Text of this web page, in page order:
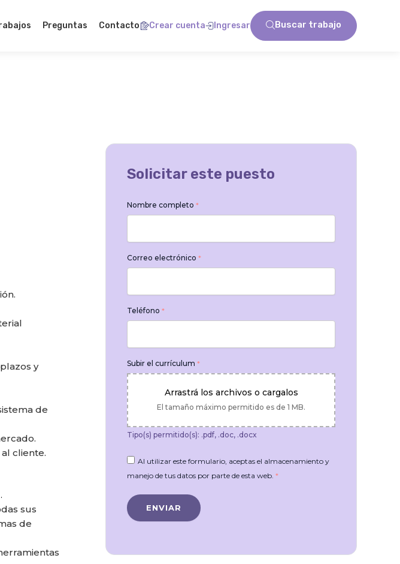
Preguntas Contacto Crear cuenta Ingresar Buscar trabajo
y
de
cliente.
sus
de
Solicitar este puesto
Nombre completo *
Correo electrónico *
Teléfono *
Subir el currículum *
Arrastrá los archivos o cargalos
El tamaño máximo permitido es de 1 MB.
Tipo(s) permitido(s): .pdf, .doc, .docx
Al utilizar este formulario, aceptas el almacenamiento y
manejo de tus datos por parte de esta web. *